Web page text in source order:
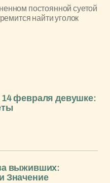
постоянной суетой
найти уголок
февраля девушке:
выживших:
Значение